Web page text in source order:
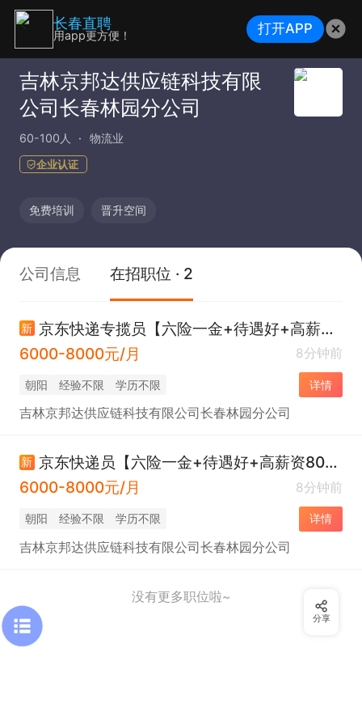
吉林京邦达供应链科技有限
公司长春林园分公司
60-100人 物流业
企业认证
免费培训 晋升空间
公司信息 在招职位 · 2
新
京东快递专揽员【六险一金+待遇好+高薪资8000+】
6000-8000元/月
8分钟前
朝阳 经验不限 学历不限 详情
吉林京邦达供应链科技有限公司长春林园分公司
新
京东快递员【六险一金+待遇好+高薪资8000+】
6000-8000元/月
8分钟前
朝阳 经验不限 学历不限 详情
吉林京邦达供应链科技有限公司长春林园分公司
没有更多职位啦~
分享
长春直聘
用app更方便！ 打开APP